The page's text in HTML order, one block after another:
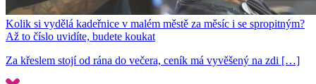
Kolik si vydělá kadeřnice v malém městě za měsíc i se spropitným?
Až to číslo uvidíte, budete koukat
Za křeslem stojí od rána do večera, ceník má vyvěšený na zdi […]